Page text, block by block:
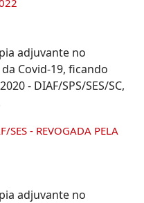
adjuvante no
Covid-19, ficando
- DIAF/SPS/SES/SC,
SES - REVOGADA PELA
adjuvante no